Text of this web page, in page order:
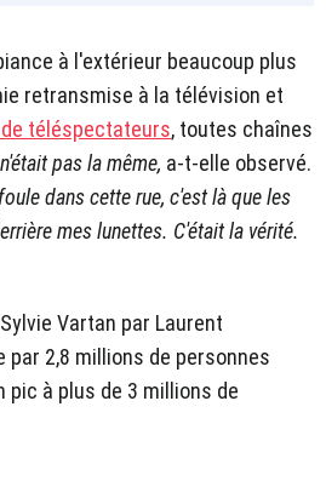
à l'extérieur beaucoup plus
retransmise à la télévision et
téléspectateurs, toutes chaînes
pas la même, a-t-elle observé.
dans cette rue, c'est là que les
mes lunettes. C'était la vérité.
Vartan par Laurent
par 2,8 millions de personnes
pic à plus de 3 millions de